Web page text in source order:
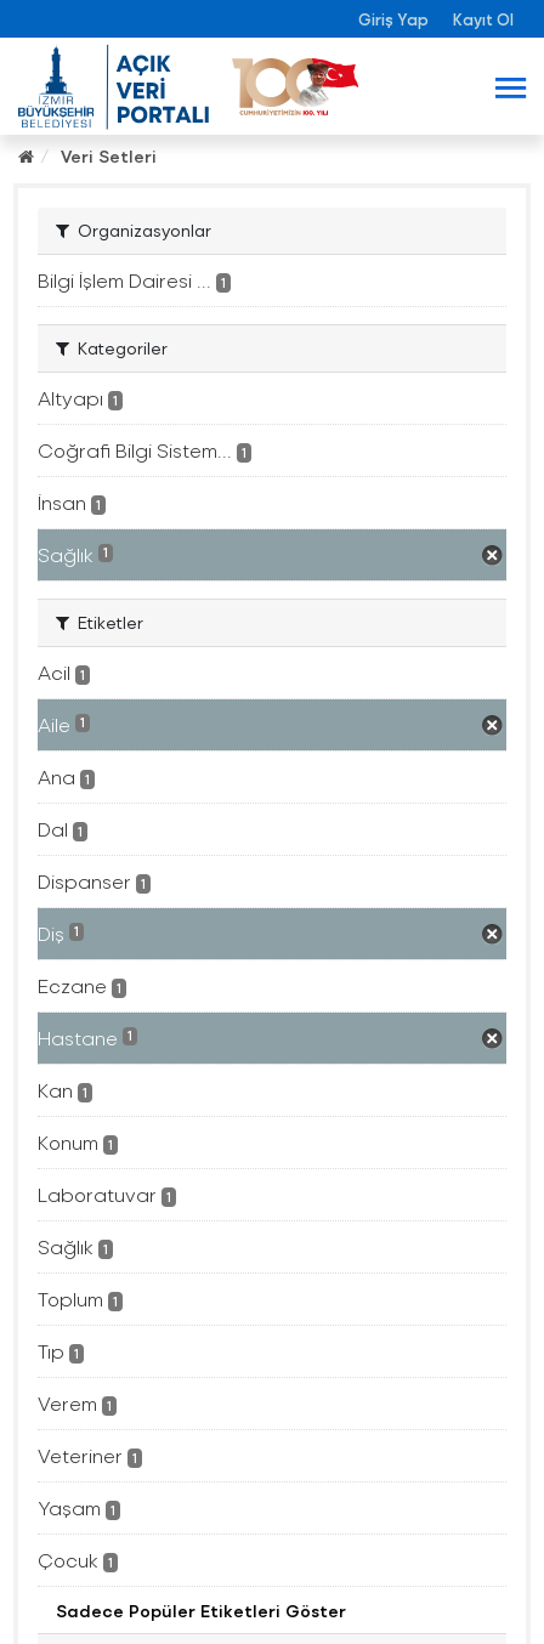
Giriş Yap Kayıt Ol
Veri Setleri
Organizasyonlar
Bilgi İşlem Dairesi ... 1
Kategoriler
Altyapı 1
Coğrafi Bilgi Sistem... 1
İnsan 1
Sağlık 1
Etiketler
Acil 1
Aile 1
Ana 1
Dal 1
Dispanser 1
Diş 1
Eczane 1
Hastane 1
Kan 1
Konum 1
Laboratuvar 1
Sağlık 1
Toplum 1
Tıp 1
Verem 1
Veteriner 1
Yaşam 1
Çocuk 1
Sadece Popüler Etiketleri Göster